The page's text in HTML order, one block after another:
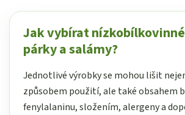
Jak vybírat
párky a salámy?
Jednotlivé výrobky se mohou lišit
způsobem použití, ale také obsahem
fenylalaninu, složením, alergeny a